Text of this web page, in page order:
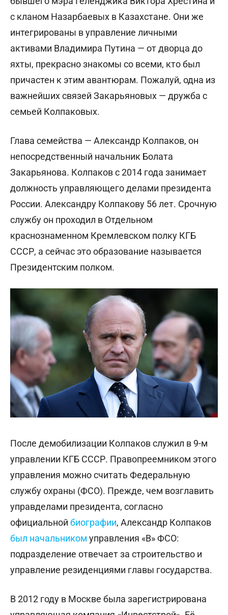
с кланом Назарбаевых в Казахстане. Они же
интегрированы в управление личными
активами Владимира Путина — от дворца до
яхты, прекрасно знакомы со всеми, кто был
причастен к этим авантюрам. Пожалуй, одна из
важнейших связей Закарьяновых — дружба с
семьей Колпаковых.
Глава семейства — Александр Колпаков, он
непосредственный начальник Болата
Закарьянова. Колпаков с 2014 года занимает
должность управляющего делами президента
России. Александру Колпакову 56 лет. Срочную
службу он проходил в Отдельном
краснознаменном Кремлевском полку КГБ
СССР, а сейчас это образование называется
Президентским полком.
После демобилизации Колпаков служил в 9-м
управлении КГБ СССР. Правопреемником этого
управления можно считать Федеральную
службу охраны (ФСО). Прежде, чем возглавить
управделами президента, согласно
официальной биографии, Александр Колпаков
был начальником управления «В» ФСО:
подразделение отвечает за строительство и
управление резиденциями главы государства.
В 2012 году в Москве была зарегистрирована